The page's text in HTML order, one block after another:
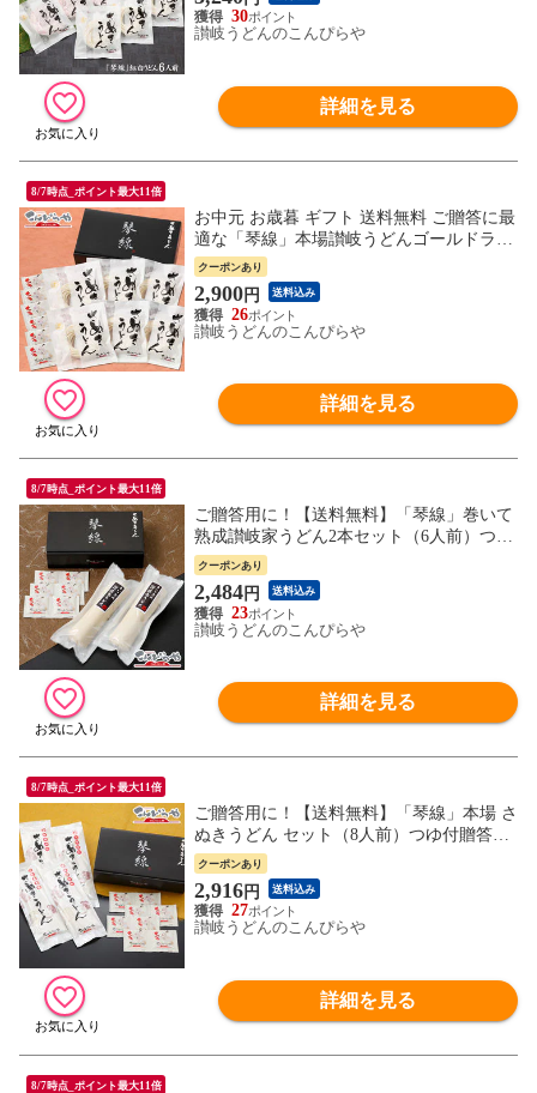
レゼント
30
讃岐うどんのこんぴらや
詳細を見る
8/7時点_ポイント最大11倍
お中元 お歳暮 ギフト 送料無料 ご贈答に最
適な「琴線」本場讃岐うどんゴールドラベ
ル！ お中元・お歳暮に… 御中元 敬老の日
ギフト プレゼント 父の日 内祝い お歳暮
内祝 法事 引き出物 香典返し お返し お礼
さぬきうどん
クーポンあり
2,900円 送料込み
26
讃岐うどんのこんぴらや
詳細を見る
8/7時点_ポイント最大11倍
ご贈答用に！【送料無料】「琴線」巻いて
熟成讃岐家うどん2本セット（6人前）つゆ
付贈答用特別化粧箱入り讃岐うどん さぬき
うどん (内祝い/お歳暮/ギフト/敬老の日/お
中元/内祝 御中元 母の日 父の日 敬老の日
プレゼント )
クーポンあり
2,484円 送料込み
23
讃岐うどんのこんぴらや
詳細を見る
8/7時点_ポイント最大11倍
ご贈答用に！【送料無料】「琴線」本場 さ
ぬきうどん セット（8人前）つゆ付贈答用
特別化粧箱入り 讃岐うどん 内祝い お歳暮
お中元 ギフト 敬老の日 プレゼント 内祝
御中元 法事 引き出物 香典返し お返し お
礼
クーポンあり
2,916円 送料込み
27
讃岐うどんのこんぴらや
詳細を見る
8/7時点_ポイント最大11倍